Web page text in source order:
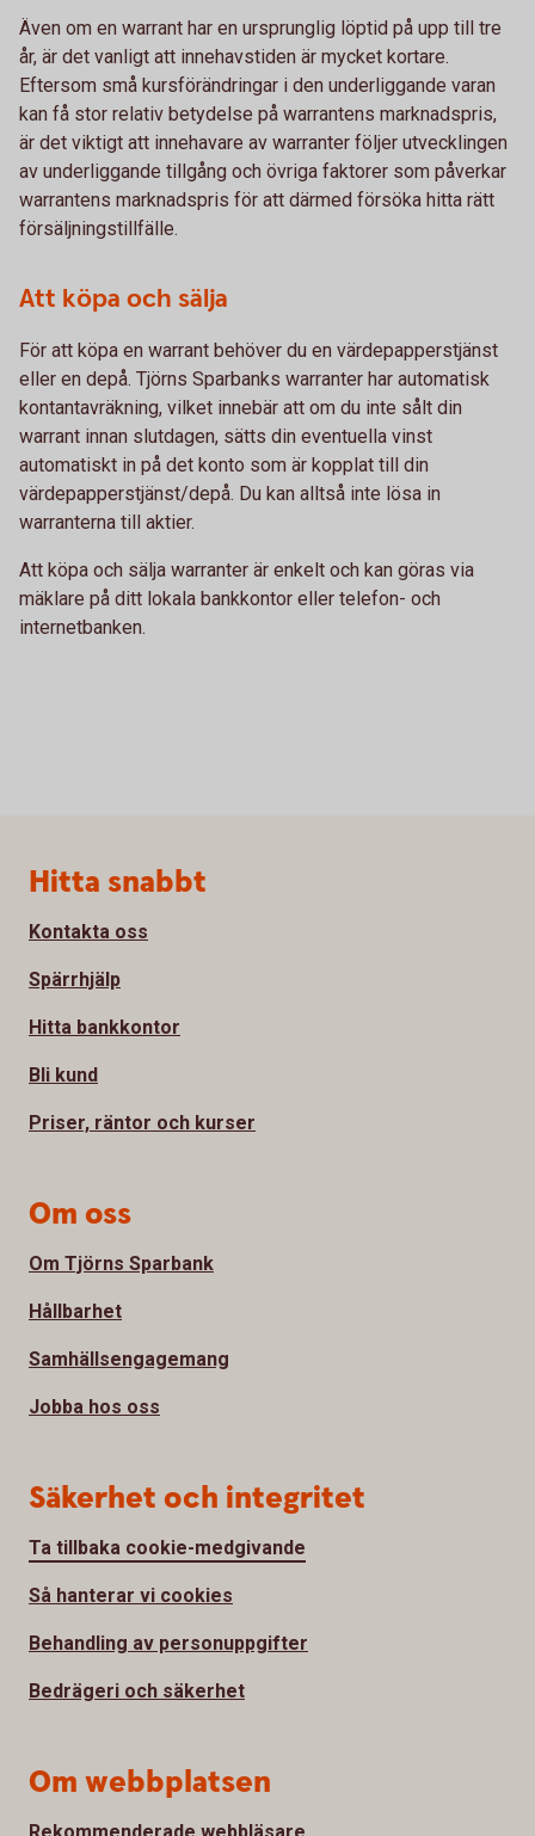
Även om en warrant har en ursprunglig löptid på upp till tre
år, är det vanligt att innehavstiden är mycket kortare.
Eftersom små kursförändringar i den underliggande varan
kan få stor relativ betydelse på warrantens marknadspris,
är det viktigt att innehavare av warranter följer utvecklingen
av underliggande tillgång och övriga faktorer som påverkar
warrantens marknadspris för att därmed försöka hitta rätt
försäljningstillfälle.
Att köpa och sälja
För att köpa en warrant behöver du en värdepapperstjänst
eller en depå. Tjörns Sparbanks warranter har automatisk
kontantavräkning, vilket innebär att om du inte sålt din
warrant innan slutdagen, sätts din eventuella vinst
automatiskt in på det konto som är kopplat till din
värdepapperstjänst/depå. Du kan alltså inte lösa in
warranterna till aktier.
Att köpa och sälja warranter är enkelt och kan göras via
mäklare på ditt lokala bankkontor eller telefon- och
internetbanken.
Sidfot
Hitta snabbt
Kontakta oss
Spärrhjälp
Hitta bankkontor
Bli kund
Priser, räntor och kurser
Om oss
Om Tjörns Sparbank
Hållbarhet
Samhällsengagemang
Jobba hos oss
Säkerhet och integritet
Ta tillbaka cookie-medgivande
Så hanterar vi cookies
Behandling av personuppgifter
Bedrägeri och säkerhet
Om webbplatsen